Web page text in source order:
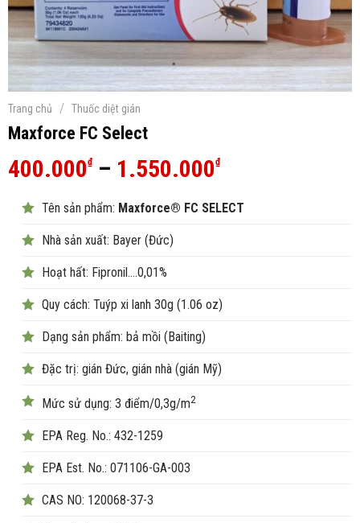
Trang chủ / Thuốc diệt gián
Maxforce FC Select
400.000₫ – 1.550.000₫Khoảng
từ
Tên sản phẩm: Maxforce® FC SELECT
Nhà sản xuất: Bayer (Đức)
Hoạt hất: Fipronil….0,01%
Quy cách: Tuýp xi lanh 30g (1.06 oz)
Dạng sản phẩm: bả mồi (Baiting)
Đặc trị: gián Đức, gián nhà (gián Mỹ)
Mức sử dụng: 3 điểm/0,3g/m2
EPA Reg. No.: 432-1259
EPA Est. No.: 071106-GA-003
CAS NO: 120068-37-3